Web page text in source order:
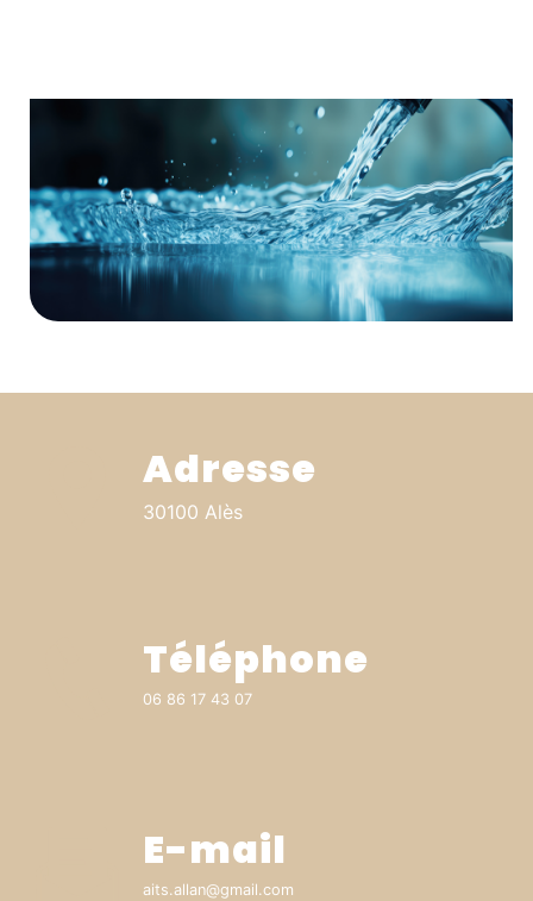
Adresse
30100 Alès
Téléphone
06 86 17 43 07
E-mail
aits.allan@gmail.com